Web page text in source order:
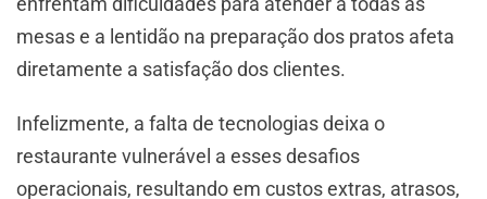
mesas e a lentidão na preparação dos pratos afeta
diretamente a satisfação dos clientes.
Infelizmente, a falta de tecnologias deixa o
restaurante vulnerável a esses desafios
operacionais, resultando em custos extras, atrasos,